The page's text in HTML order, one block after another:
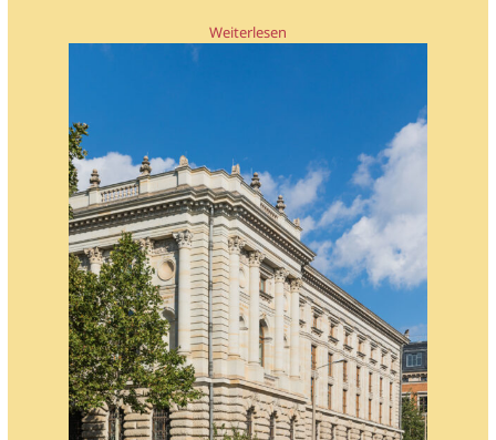
Weiterlesen